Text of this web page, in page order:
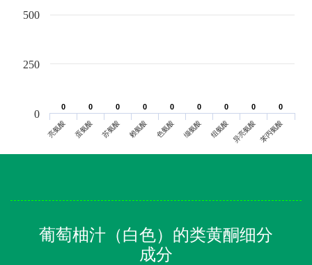
0
0 0
0 0
0 0
0 0
0 0
0 0
0 0
0 0
0
亮氨酸 蛋氨酸 苏氨酸 赖氨酸 色氨酸 缬氨酸 组氨酸 异亮氨酸苯丙氨酸
0
250
500
葡萄柚汁（白色）的类黄酮细分
成分